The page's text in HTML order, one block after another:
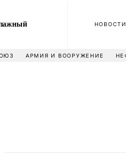
НОВОСТИ
АРМИЯ И ВООРУЖЕНИЕ